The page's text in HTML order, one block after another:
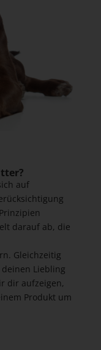
auf
darauf ab, die
Gleichzeitig
Liebling
dir aufzeigen,
Produkt um